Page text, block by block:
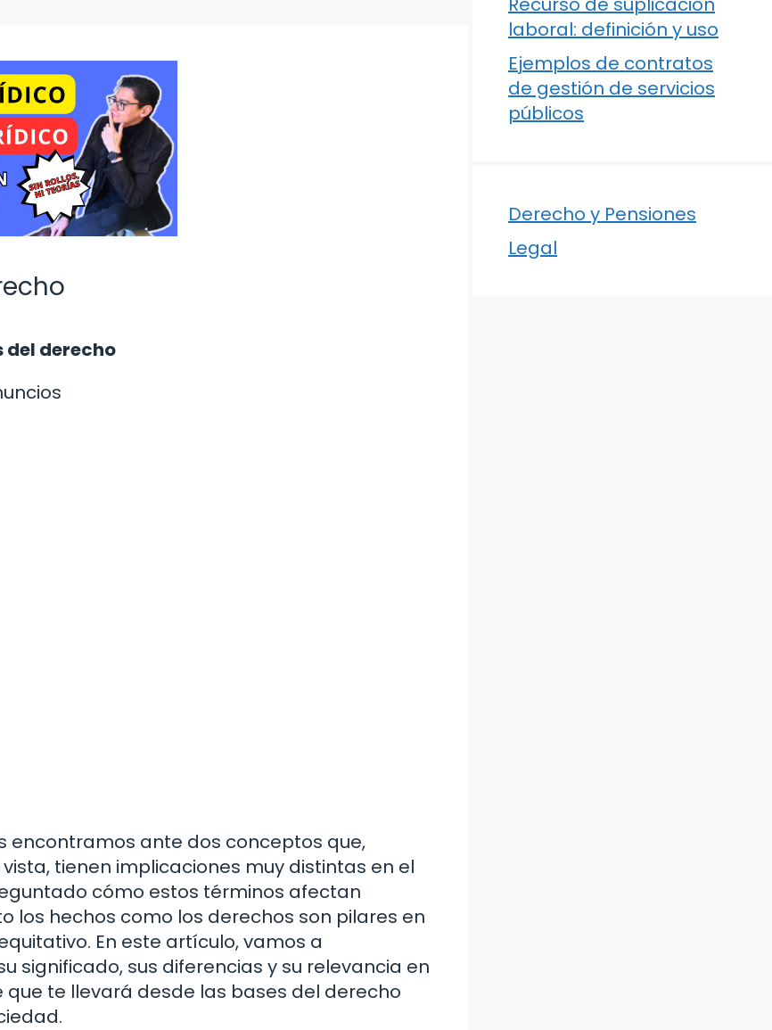
del derecho
encontramos ante dos conceptos que,
tienen implicaciones muy distintas en el
cómo estos términos afectan
los hechos como los derechos son pilares en
En este artículo, vamos a
significado, sus diferencias y su relevancia en
te llevará desde las bases del derecho
laboral: definición y uso
Ejemplos de contratos
de gestión de servicios
públicos
Derecho y Pensiones
Legal